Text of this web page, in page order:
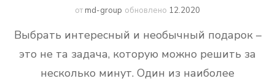
от md-group обновлено 12.2020
Выбрать интересный и необычный подарок –
это не та задача, которую можно решить за
несколько минут. Один из наиболее